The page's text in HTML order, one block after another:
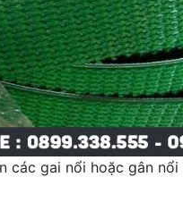
các gai nổi hoặc gân